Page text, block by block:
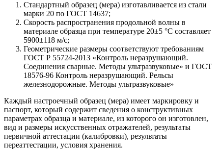
Стандартный образец (мера) изготавливается из стали
марки 20 по ГОСТ 14637;
Скорость распространения продольной волны в
материале образца при температуре 20±5 °С составляет
5900±118 м/с;
Геометрические размеры соответствуют требованиям
ГОСТ Р 55724-2013 «Контроль неразрушающий.
Соединения сварные. Методы ультразвуковые» и ГОСТ
18576-96 Контроль неразрушающий. Рельсы
железнодорожные. Методы ультразвуковые»
Каждый настроечный образец (мера) имеет маркировку и
паспорт, который содержит сведения о конструктивных
параметрах образца и материале, из которого он изготовлен,
вид и размеры искусственных отражателей, результаты
первичной аттестации (калибровки), результаты
переаттестации, условия хранения.